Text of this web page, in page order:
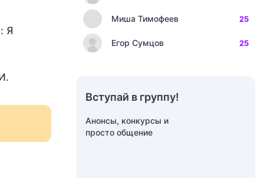
Я
Миша Тимофеев 25
Егор Сумцов 25
Вступай в группу!
Анонсы, конкурсы и
просто общение